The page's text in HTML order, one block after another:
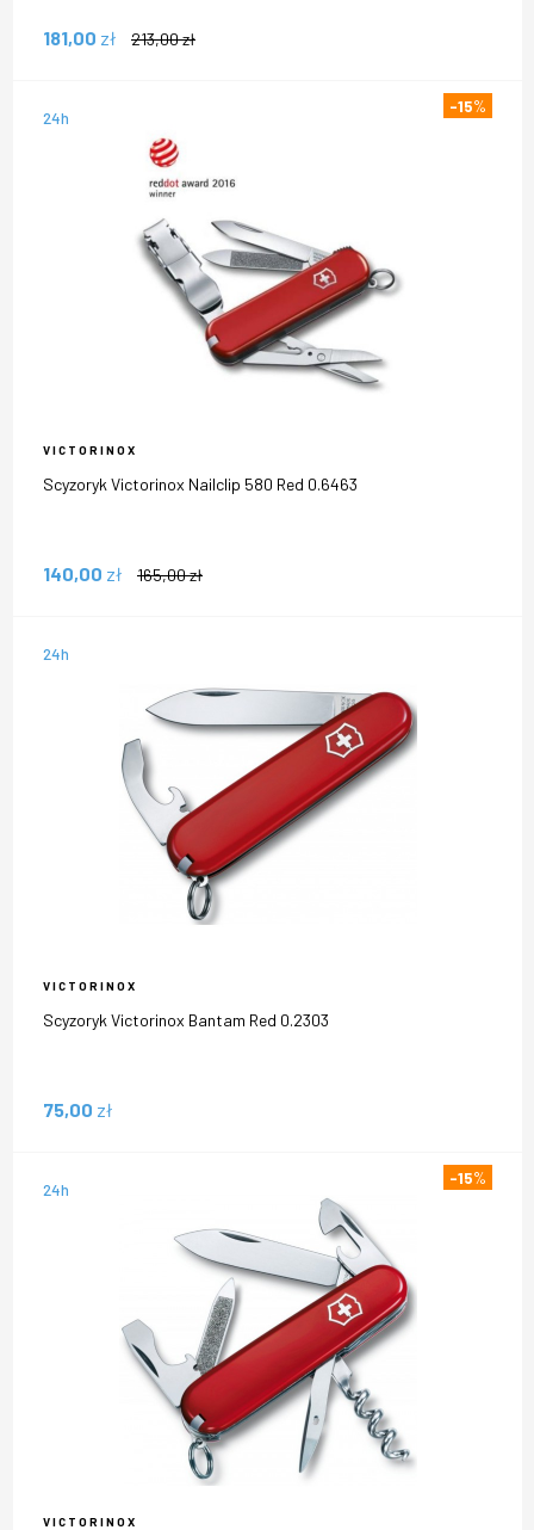
181,00 zł 213,00zł
24h
-15%
VICTORINOX
Scyzoryk Victorinox Nailclip 580 Red 0.6463
140,00 zł 165,00zł
24h
VICTORINOX
Scyzoryk Victorinox Bantam Red 0.2303
75,00 zł
24h
-15%
VICTORINOX